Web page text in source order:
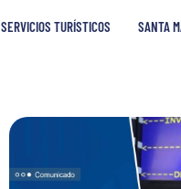
SERVICIOS TURÍSTICOS SANTA